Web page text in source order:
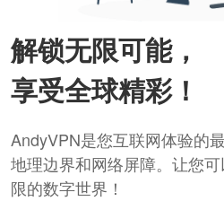
解锁无限可能，
享受全球精彩！
AndyVPN是您互联网体验的
地理边界和网络屏障。让您
限的数字世界！